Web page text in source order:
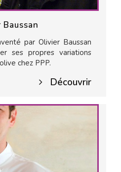
par Olivier Baussan
ses propres variations
chez PPP.
Découvrir